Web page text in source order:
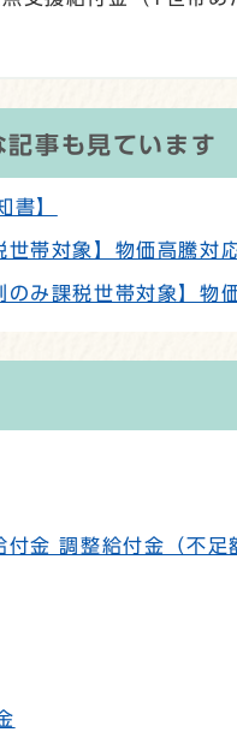
事も見ています
書】
帯対象】物価高騰対
み課税世帯対象】物
付金 調整給付金（不